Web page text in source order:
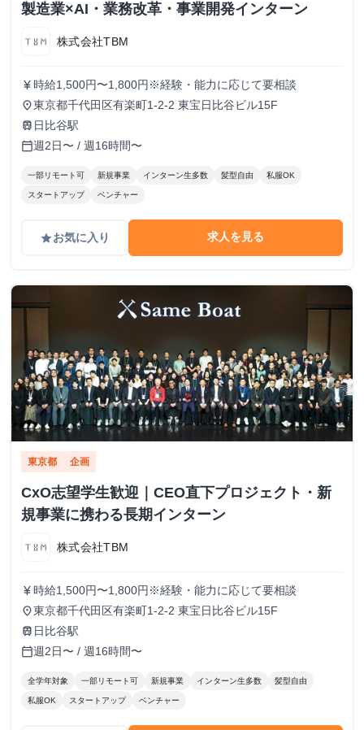
製造業×AI・業務改革・事業開発インターン
株式会社TBM
currency_yen 時給1,500円〜1,800円※経験・能力に応じて要相談
place東京都千代田区有楽町1-2-2 東宝日比谷ビル15F
train 日比谷駅
calendar_today週2日〜 / 週16時間〜
一部リモート可 新規事業 インターン生多数 髪型自由 私服OK
スタートアップ ベンチャー
gradeお気に入り 求人を見る
東京都 企画
CxO志望学生歓迎｜CEO直下プロジェクト・新
規事業に携わる長期インターン
株式会社TBM
currency_yen 時給1,500円〜1,800円※経験・能力に応じて要相談
place東京都千代田区有楽町1-2-2 東宝日比谷ビル15F
train 日比谷駅
calendar_today週2日〜 / 週16時間〜
全学年対象 一部リモート可 新規事業 インターン生多数 髪型自由
私服OK スタートアップ ベンチャー